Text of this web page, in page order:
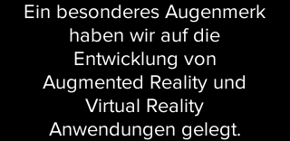
Ein besonderes Augenmerk
haben wir auf die
Entwicklung von
Augmented Reality und
Virtual Reality
Anwendungen gelegt.